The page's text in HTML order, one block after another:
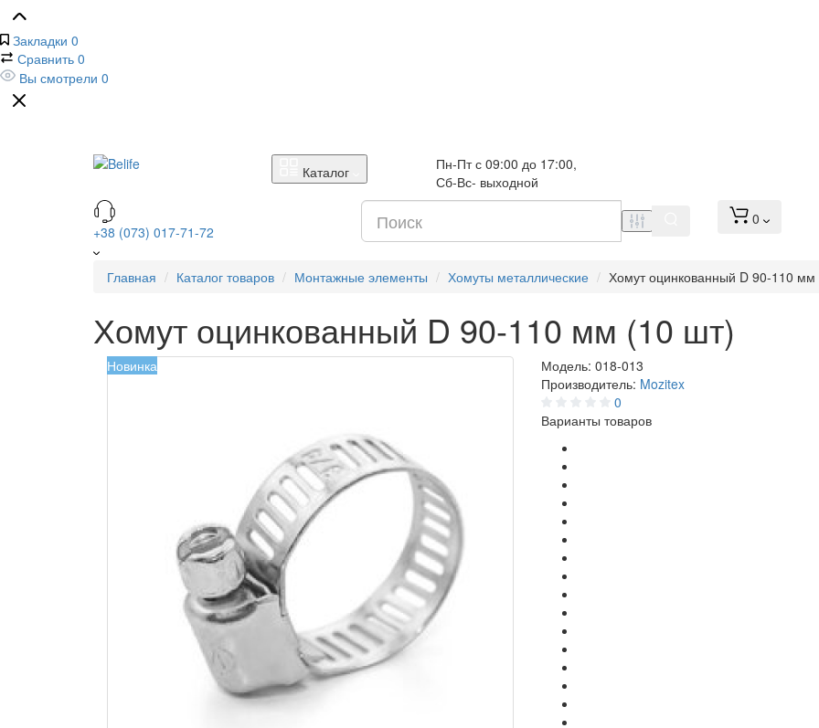
Закладки 0
Сравнить 0
Вы смотрели 0
Каталог
Пн-Пт с 09:00 до 17:00,
Сб-Вс- выходной
+38 (073) 017-71-72
0
Главная Каталог товаров Монтажные элементы Хомуты металлические Хомут оцинкованный D 90-110
Хомут оцинкованный D 90-110 мм (10 шт)
Новинка Модель: 018-013
Производитель: Mozitex
0
Варианты товаров